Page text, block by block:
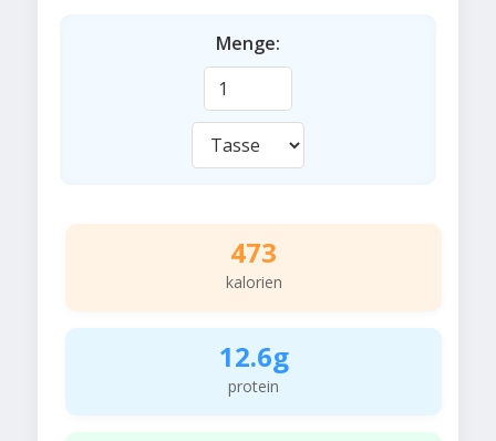
Menge:
473
kalorien
12.6g
protein